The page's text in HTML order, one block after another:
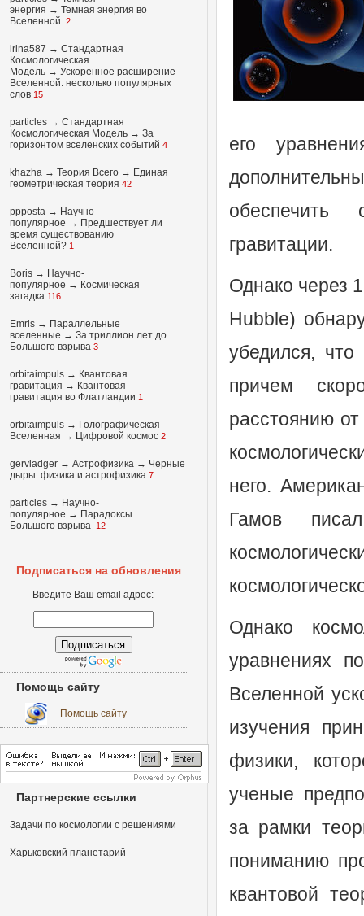
его
обеспечить
гравитации.
Однако через
Hubble)
убедился,
причем
расстоянию
него.
Гамов
Однако
уравнениях
Вселенной
изучения
физики,
ученые
за рамки
пониманию
квантовой
энергия → Темная энергия во
Вселенной 2
irina587 → Стандартная
Космологическая
Модель → Ускоренное расширение
Вселенной: несколько популярных
слов 15
particles → Стандартная
Космологическая Модель → За
горизонтом вселенских событий 4
khazha → Теория Всего → Единая
геометрическая теория 42
ppposta → Научно-
популярное → Предшествует ли
время существованию
Вселенной? 1
Boris → Научно-
популярное → Космическая
загадка 116
Emris → Параллельные
вселенные → За триллион лет до
Большого взрыва 3
orbitaimpuls → Квантовая
гравитация → Квантовая
гравитация во Флатландии 1
orbitaimpuls → Голографическая
Вселенная → Цифровой космос 2
gervladger → Астрофизика → Черные
дыры: физика и астрофизика 7
particles → Научно-
популярное → Парадоксы
Большого взрыва 12
Подписаться на обновления
Введите Ваш email адрес:
Помощь сайту
Помощь сайту
Партнерские ссылки
Задачи по космологии с решениями
Харьковский планетарий